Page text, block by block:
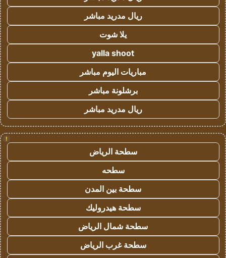
ريال مدريد مباشر
يلا شوت
yalla shoot
مباريات اليوم مباشر
برشلونة مباشر
ريال مدريد مباشر
!
سطحة الرياض
سطحه
سطحة بين المدن
سطحة هيدروليك
سطحة شمال الرياض
سطحة غرب الرياض